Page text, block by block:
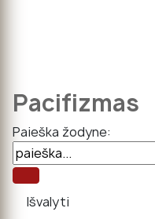
Pacifizmas
Paieška žodyne: